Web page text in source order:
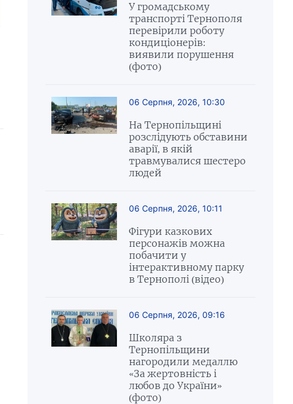
У громадському
транспорті Тернополя
перевірили роботу
кондиціонерів:
виявили порушення
(фото)
06 Серпня, 2026, 10:30
На Тернопільщині
розслідують обставини
аварії, в якій
травмувалися шестеро
людей
06 Серпня, 2026, 10:11
Фігури казкових
персонажів можна
побачити у
інтерактивному парку
в Тернополі (відео)
06 Серпня, 2026, 09:16
Школяра з
Тернопільщини
нагородили медаллю
«За жертовність і
любов до України»
(фото)